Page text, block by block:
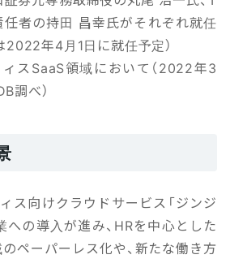
者の持田 昌幸氏がそれぞれ就任
2022年4月1日に就任予定）
スSaaS領域において（2022年3
調べ）
ス向けクラウドサービス「ジンジ
への導入が進み、HRを中心とした
ペーパーレス化や、新たな働き方